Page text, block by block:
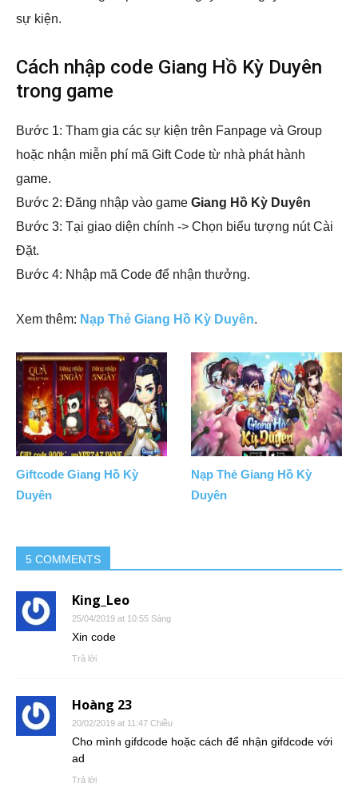
sự kiện.
Cách nhập code Giang Hồ Kỳ Duyên
trong game
Bước 1: Tham gia các sự kiện trên Fanpage và Group
hoặc nhận miễn phí mã Gift Code từ nhà phát hành
game.
Bước 2: Đăng nhập vào game Giang Hồ Kỳ Duyên
Bước 3: Tại giao diện chính -> Chọn biểu tượng nút Cài
Đặt.
Bước 4: Nhập mã Code để nhận thưởng.
Xem thêm: Nạp Thẻ Giang Hồ Kỳ Duyên.
Giftcode Giang Hồ Kỳ
Duyên
Nạp Thẻ Giang Hồ Kỳ
Duyên
5 COMMENTS
King_Leo
25/04/2019 at 10:55 Sáng
Xin code
Trả lời
Hoàng 23
20/02/2019 at 11:47 Chiều
Cho mình gifdcode hoặc cách để nhận gifdcode với
ad
Trả lời